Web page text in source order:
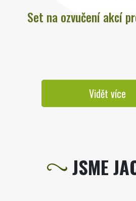
Set na ozvučení akcí
Vidět více
JSME